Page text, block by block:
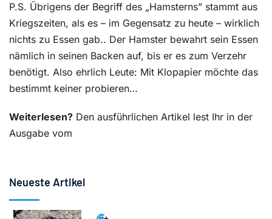
P.S. Übrigens der Begriff des „Hamsterns” stammt aus
Kriegszeiten, als es – im Gegensatz zu heute – wirklich
nichts zu Essen gab.. Der Hamster bewahrt sein Essen
nämlich in seinen Backen auf, bis er es zum Verzehr
benötigt. Also ehrlich Leute: Mit Klopapier möchte das
bestimmt keiner probieren…
Weiterlesen? Den ausführlichen Artikel lest Ihr in der
Ausgabe vom
Neueste Artikel